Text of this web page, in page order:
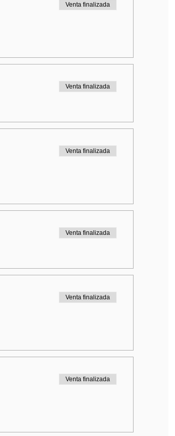
Venta finalizada
Venta finalizada
Venta finalizada
Venta finalizada
Venta finalizada
Venta finalizada